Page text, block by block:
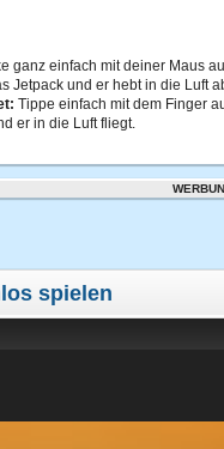
ganz einfach mit deiner Maus
Jetpack und er hebt in die Luft
Tippe einfach mit dem Finger
er in die Luft fliegt.
spielen